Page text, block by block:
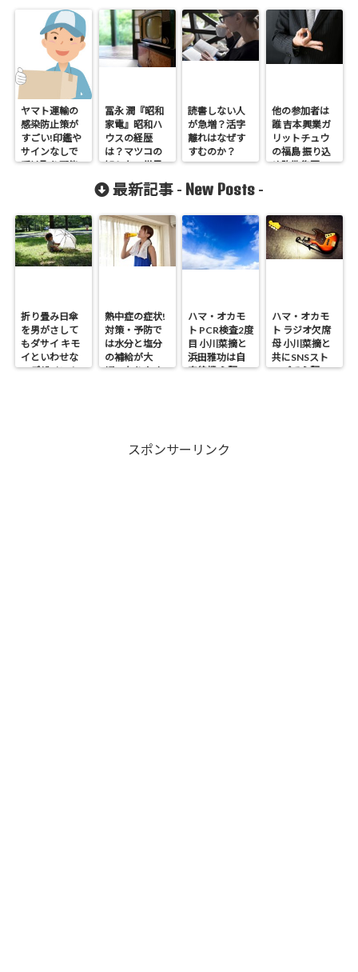
ヤマト運輸の
感染防止策が
すごい!印鑑や
サインなしで
受け取り可能
冨永 潤『昭和
家電』昭和ハ
ウスの経歴
は？マツコの
知らない世界
読書しない人
が急増？活字
離れはなぜす
すむのか？
他の参加者は
誰 吉本興業ガ
リットチュウ
の福島 振り込
め詐欺集団の
最新記事 - New Posts -
折り畳み日傘
を男がさして
もダサイ キモ
イといわせな
いデザイン！
熱中症の症状!
対策・予防で
は水分と塩分
の補給が大
切・なりやす
ハマ・オカモ
ト PCR検査2度
目 小川菜摘と
浜田雅功は自
宅待機 心配の
ハマ・オカモ
ト ラジオ欠席
母 小川菜摘と
共にSNSスト
ップで心配の
スポンサーリンク